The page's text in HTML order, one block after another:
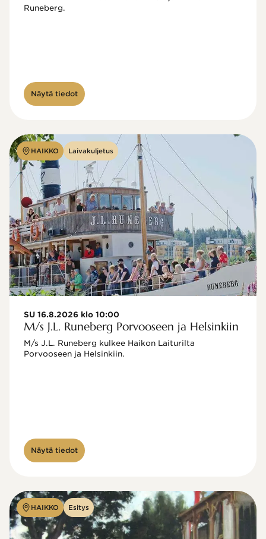
Näytä tiedot
HAIKKO Laivakuljetus
SU 16.8.2026 klo 10:00
M/s J.L. Runeberg Porvooseen ja Helsinkiin
M/s J.L. Runeberg kulkee Haikon Laiturilta
Porvooseen ja Helsinkiin.
Näytä tiedot
HAIKKO Esitys